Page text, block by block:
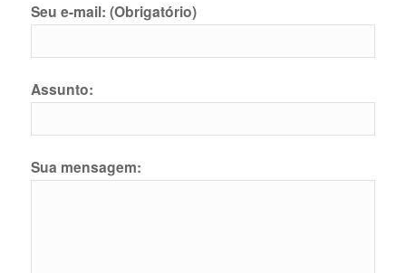
Seu e-mail: (Obrigatório)
Assunto:
Sua mensagem: